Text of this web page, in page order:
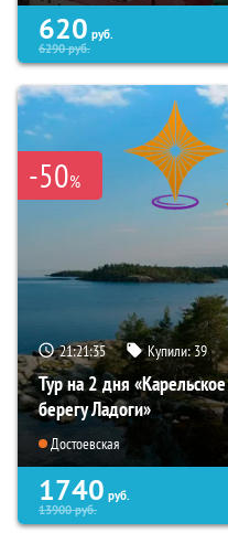
620 руб.
6290руб.
-50%
21:21:33 Купили:39
Тур на 2 дня
берегу Ладоги»
Достоевская
1740 руб.
13900руб.